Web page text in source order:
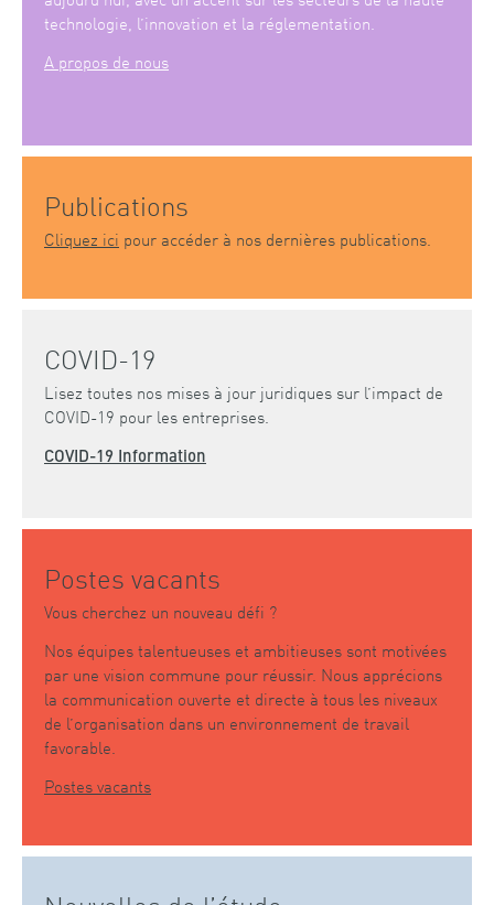
technologie, l’innovation et la réglementation.
A propos de nous
Publications
Cliquez ici pour accéder à nos dernières publications.
COVID-19
Lisez toutes nos mises à jour juridiques sur l’impact de
COVID-19 pour les entreprises.
COVID-19 Information
Postes vacants
Vous cherchez un nouveau défi ?
Nos équipes talentueuses et ambitieuses sont motivées
par une vision commune pour réussir. Nous apprécions
la communication ouverte et directe à tous les niveaux
de l’organisation dans un environnement de travail
favorable.
Postes vacants